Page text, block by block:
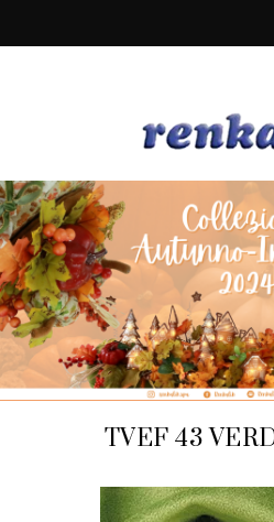
TVEF 43